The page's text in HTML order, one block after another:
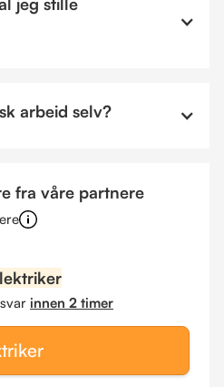
arbeid selv?
fra våre partnere
innen 2 timer